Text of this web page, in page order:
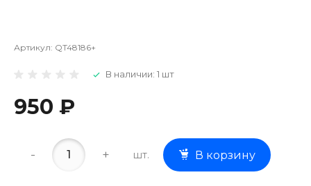
Артикул: QT48186+
В наличии: 1 шт
950 ₽
- + шт. В корзину